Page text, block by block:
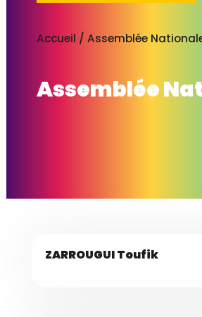
Accueil / Assemblée
Assemblée
ZARROUGUI Toufik